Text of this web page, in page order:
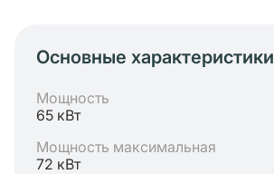
Основные характеристики
Мощность
65 кВт
Мощность максимальная
72 кВт